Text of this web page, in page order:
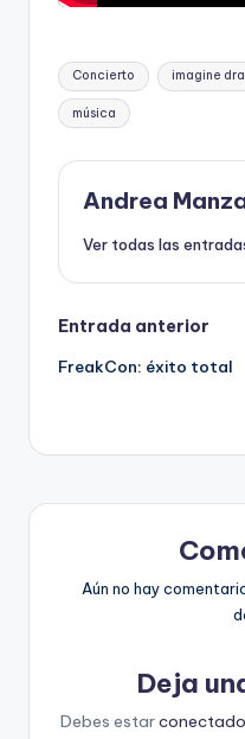
Etiquetas:
Concierto imagine
música
Andrea
Ver todas las
Navegación
de
Entrada anterior
FreakCon: éxito total
Aún no hay
Deja
Debes estarconectado